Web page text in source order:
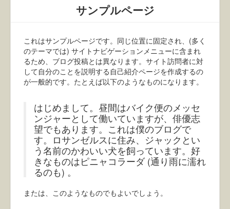
外観
ＬＤＫ
キッチン
トイレ
玄関ホール
和室
サンプルページ
これはサンプルページです。同じ位置に固定され、(多く
のテーマでは) サイトナビゲーションメニューに含まれ
るため、ブログ投稿とは異なります。サイト訪問者に対
して自分のことを説明する自己紹介ページを作成するの
が一般的です。たとえば以下のようなものになります。
はじめまして。昼間はバイク便のメッセ
ンジャーとして働いていますが、俳優志
望でもあります。これは僕のブログで
す。ロサンゼルスに住み、ジャックとい
う名前のかわいい犬を飼っています。好
きなものはピニャコラーダ (通り雨に濡れ
るのも) 。
または、このようなものでもよいでしょう。